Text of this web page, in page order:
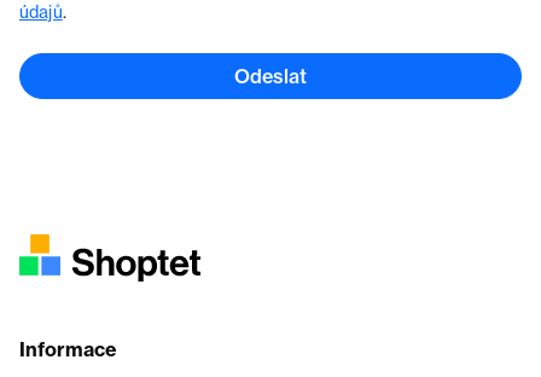
údajů.
Odeslat
Informace